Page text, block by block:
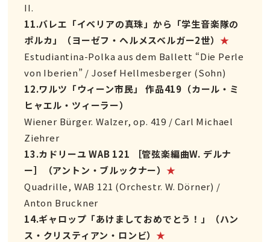
II.
11.バレエ「イベリアの真珠」から「学生音楽隊の
ポルカ」（ヨーゼフ・ヘルメスベルガー2世） ★
Estudiantina-Polka aus dem Ballett “Die Perle
von Iberien” / Josef Hellmesberger (Sohn)
12.ワルツ「ウィーン市民」 作品419（カール・ミ
ヒャエル・ツィーラー）
Wiener Bürger. Walzer, op. 419 / Carl Michael
Ziehrer
13.カドリーユ WAB 121 ［管弦楽編曲W. デルナ
ー］（アントン・ブルックナー） ★
Quadrille, WAB 121 (Orchestr. W. Dörner) /
Anton Bruckner
14.ギャロップ「あけましておめでとう！」（ハン
ス・クリスティアン・ロンビ） ★